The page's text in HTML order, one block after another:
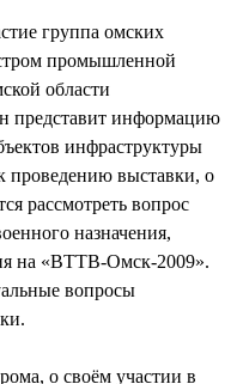
группа омских
промышленной
области
информацию
инфраструктуры
проведению выставки, о
рассмотреть вопрос
назначения,
на «ВТТВ-Омск-2009».
вопросы
о своём участии в